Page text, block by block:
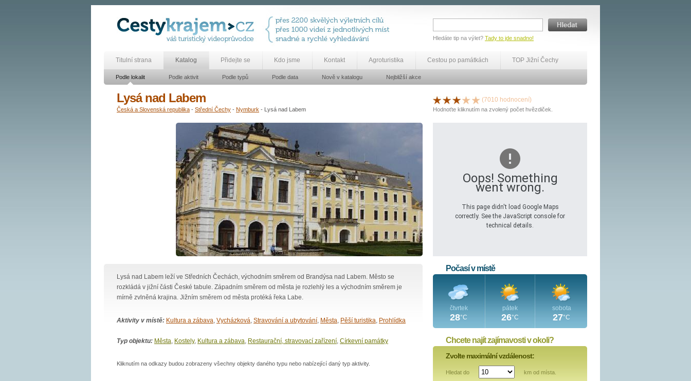
Hledáte tip na výlet? Tady to jde snadno!
Titulní strana Katalog Přidejte se Kdo jsme Kontakt Agroturistika Cestou po památkách TOP Jižní Čechy
Podle lokalit Podle aktivit Podle typů Podle data Nově v katalogu Nejbližší akce
Lysá nad Labem
Česká a Slovenská republika - Střední Čechy - Nymburk - Lysá nad Labem
Lysá nad Labem leží ve Středních Čechách, východním směrem od Brandýsa nad Labem. Město se
rozkládá v jižní části České tabule. Západním směrem od města je rozlehlý les a východním směrem je
mírně zvlněná krajina. Jižním směrem od města protéká řeka Labe.
Aktivity v místě: Kultura a zábava, Vycházková, Stravování a ubytování, Města, Pěší turistika, Prohlídka
Typ objektu: Města, Kostely, Kultura a zábava, Restaurační, stravovací zařízení, Církevní památky
Kliknutím na odkazy budou zobrazeny všechny objekty daného typu nebo nabízející daný typ aktivity.
(7010 hodnocení)
Hodnoťte kliknutím na zvolený počet hvězdiček.
Oops! Something
went wrong.
This page didn't load Google Maps
correctly. See the JavaScript console for
technical details.
Počasí v místě
čtvrtek
28°C
pátek
26°C
sobota
27°C
Chcete najít zajímavosti v okoli?
Zvolte maximální vzdálenost:
Hledat do km od místa.